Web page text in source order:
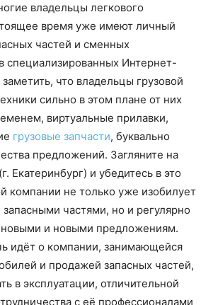
владельцы легкового
время уже имеют личный
частей и сменных
специализированных Интернет-
что владельцы грузовой
сильно в этом плане от них
виртуальные прилавки,
грузовые запчасти, буквально
предложений. Загляните на
Екатеринбург) и убедитесь в это
компании не только уже изобилует
частями, но и регулярно
новыми и новыми предложениям.
идёт о компании, занимающейся
и продажей запасных частей,
в эксплуатации, отличительной
с её профессионалами